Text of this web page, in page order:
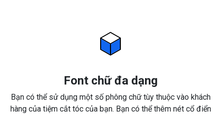
Font chữ đa dạng
Bạn có thể sử dụng một số phông chữ tùy thuộc vào khách
hàng của tiệm cắt tóc của bạn. Bạn có thể thêm nét cổ điển